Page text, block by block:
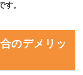
す。
のデメリッ